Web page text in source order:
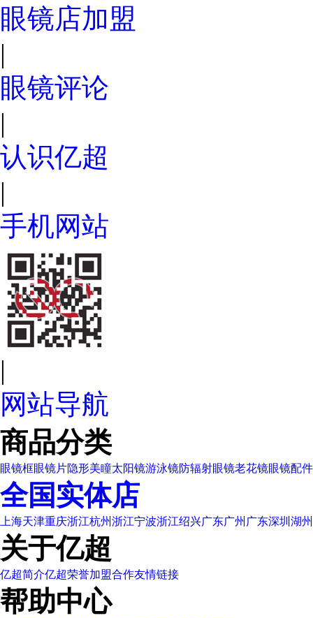
眼镜店加盟
|
眼镜评论
|
认识亿超
|
手机网站
|
网站导航
商品分类
眼镜框眼镜片隐形美瞳太阳镜游泳镜防辐射眼镜老花镜眼镜配件
全国实体店
上海天津重庆浙江杭州浙江宁波浙江绍兴广东广州 广东深圳 湖
关于亿超
亿超简介亿超荣誉加盟合作友情链接
帮助中心